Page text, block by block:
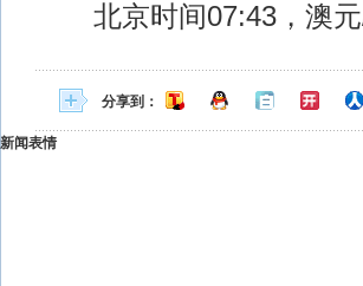
北京时间07:43，澳元/
分享到：
新闻表情